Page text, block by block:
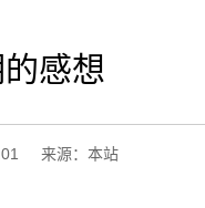
感想
来源：本站